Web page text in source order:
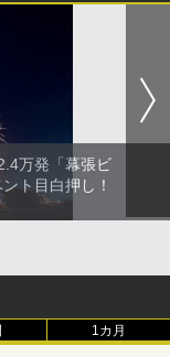
万発「幕張ビ
ト目白押し！
1カ月